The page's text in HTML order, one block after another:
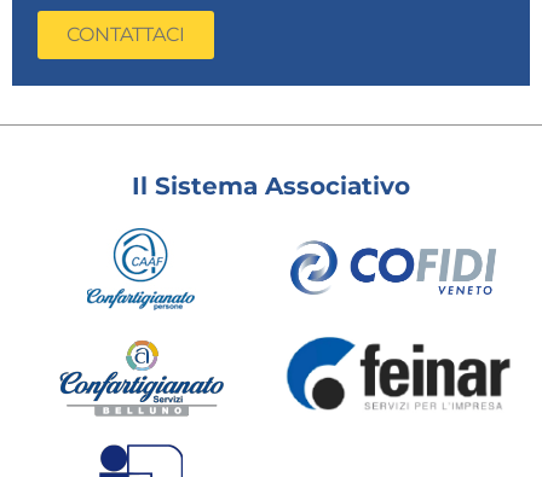
CONTATTACI
Il Sistema Associativo